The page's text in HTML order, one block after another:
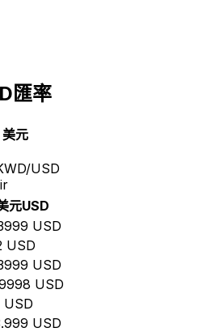
匯率
元
USD
元USD
USD
USD
USD
USD
USD
USD